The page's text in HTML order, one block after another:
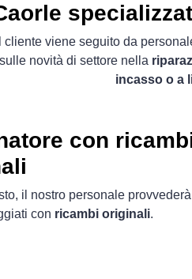
Il cliente viene seguito da
sulle novità di settore nella
incasso o a
con
il nostro personale provvederà
con ricambi originali.